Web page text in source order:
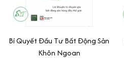
Bí Quyết Đầu Tư Bất Động Sản
Khôn Ngoan